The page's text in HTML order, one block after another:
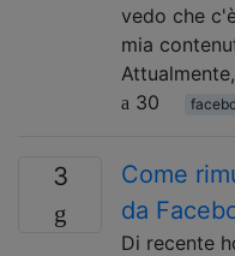
vedo che
mia
30
3
Come
da
Di recente